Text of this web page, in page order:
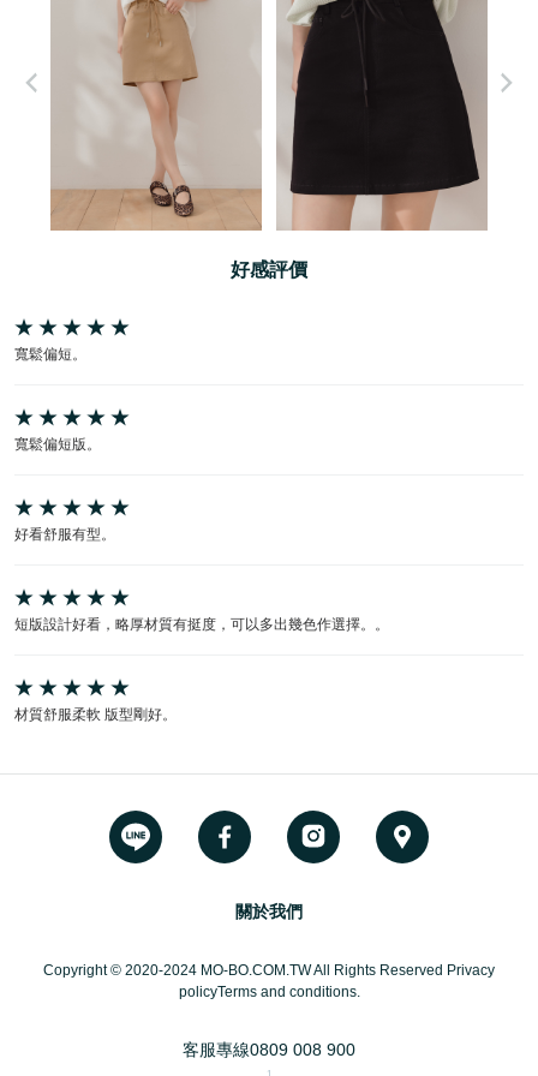
好感評價
寬鬆偏短。
寬鬆偏短版。
好看舒服有型。
短版設計好看，略厚材質有挺度，可以多出幾色作選擇。。
材質舒服柔軟 版型剛好。
關於我們
Copyright © 2020-2024 MO-BO.COM.TW All Rights Reserved Privacy
policyTerms and conditions.
客服專線0809 008 900